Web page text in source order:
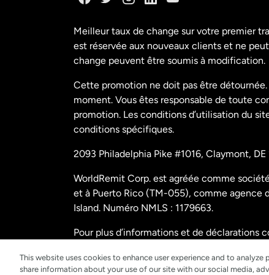
Meilleur taux de change sur votre premier
est réservée aux nouveaux clients et ne
change peuvent être soumis à modification.
Cette promotion ne doit pas être
moment. Vous êtes responsable de toute
promotion. Les conditions d’utilisation du
conditions spécifiques.
2093 Philadelphia Pike #1016, Claymont,
WorldRemit Corp. est agréée comme
et à Puerto Rico (TM-055), comme agence
Island. Numéro NMLS : 1179663.
Pour plus d’informations et de déclarations
This website uses cookies to enhance user experience and to
share information about your use of our site with our social media,